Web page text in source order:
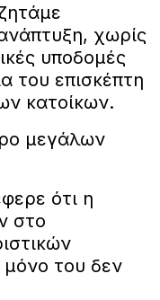
χωρίς
υποδομές
του επισκέπτη
κατοίκων.
μεγάλων
ότι η
στο
του δεν